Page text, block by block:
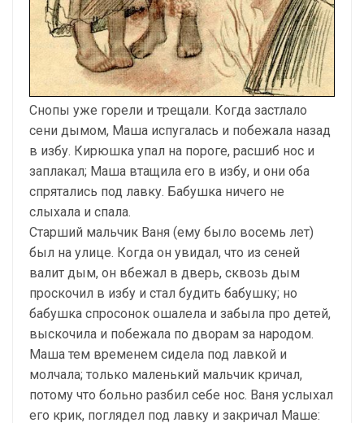
Снопы уже горели и трещали. Когда застлало
сени дымом, Маша испугалась и побежала назад
в избу. Кирюшка упал на пороге, расшиб нос и
заплакал; Маша втащила его в избу, и они оба
спрятались под лавку. Бабушка ничего не
слыхала и спала.
Старший мальчик Ваня (ему было восемь лет)
был на улице. Когда он увидал, что из сеней
валит дым, он вбежал в дверь, сквозь дым
проскочил в избу и стал будить бабушку; но
бабушка спросонок ошалела и забыла про детей,
выскочила и побежала по дворам за народом.
Маша тем временем сидела под лавкой и
молчала; только маленький мальчик кричал,
потому что больно разбил себе нос. Ваня услыхал
его крик, поглядел под лавку и закричал Маше: